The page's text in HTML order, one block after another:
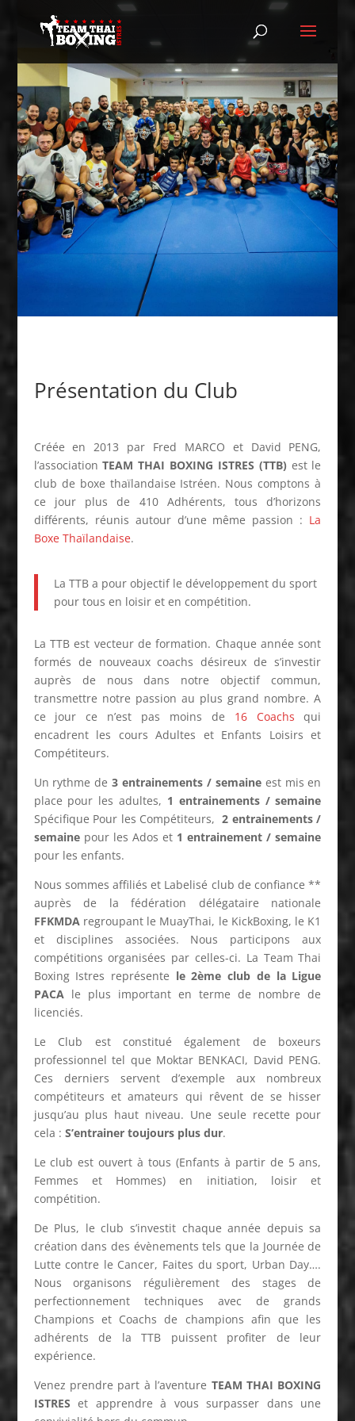
Présentation du Club
Créée en 2013 par Fred MARCO et David PENG,
l’associationTEAM THAI BOXING ISTRES (TTB) est le
club de boxe thaïlandaise Istréen. Nous comptons à
ce jour plus de 410 Adhérents, tous d’horizons
différents, réunis autour d’une même passion : La
Boxe Thaïlandaise.
La TTB a pour objectif le développement du sport
pour tous en loisir et en compétition.
La TTB est vecteur de formation. Chaque année sont
formés de nouveaux coachs désireux de s’investir
auprès de nous dans notre objectif commun,
transmettre notre passion au plus grand nombre. A
ce jour ce n’est pas moins de 16 Coachs qui
encadrent les cours Adultes et Enfants Loisirs et
Compétiteurs.
Un rythme de3 entrainements / semaineest mis en
place pour les adultes, 1 entrainements / semaine
Spécifique Pour les Compétiteurs, 2 entrainements /
semainepour les Ados et 1 entrainement / semaine
pour les enfants.
Nous sommes affiliés et Labelisé club de confiance **
auprès de la fédération délégataire nationale
FFKMDAregroupant le MuayThai, le KickBoxing, le K1
et disciplines associées. Nous participons aux
compétitions organisées par celles-ci. La Team Thai
Boxing Istres représente le 2ème club de la Ligue
PACAle plus important en terme de nombre de
licenciés.
Le Club est constitué également de boxeurs
professionnel tel que Moktar BENKACI, David PENG.
Ces derniers servent d’exemple aux nombreux
compétiteurs et amateurs qui rêvent de se hisser
jusqu’au plus haut niveau. Une seule recette pour
cela : S’entrainer toujours plus dur.
Le club est ouvert à tous (Enfants à partir de 5 ans,
Femmes et Hommes) en initiation, loisir et
compétition.
De Plus, le club s’investit chaque année depuis sa
création dans des évènements tels que la Journée de
Lutte contre le Cancer, Faites du sport, Urban Day….
Nous organisons régulièrement des stages de
perfectionnement techniques avec de grands
Champions et Coachs de champions afin que les
adhérents de la TTB puissent profiter de leur
expérience.
Venez prendre part à l’aventure TEAM THAI BOXING
ISTRES et apprendre à vous surpasser dans une